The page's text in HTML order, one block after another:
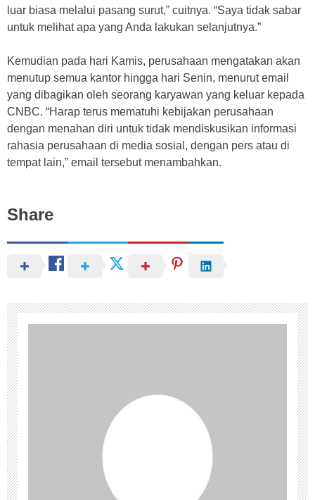
luar biasa melalui pasang surut,” cuitnya. “Saya tidak sabar
untuk melihat apa yang Anda lakukan selanjutnya.”
Kemudian pada hari Kamis, perusahaan mengatakan akan
menutup semua kantor hingga hari Senin, menurut email
yang dibagikan oleh seorang karyawan yang keluar kepada
CNBC. “Harap terus mematuhi kebijakan perusahaan
dengan menahan diri untuk tidak mendiskusikan informasi
rahasia perusahaan di media sosial, dengan pers atau di
tempat lain,” email tersebut menambahkan.
Share